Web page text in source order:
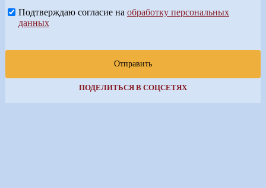
Подтверждаю согласие на обработку персональных
данных
Отправить
ПОДЕЛИТЬСЯ В СОЦСЕТЯХ